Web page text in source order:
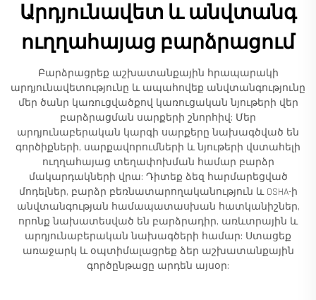
Արդյունավետ և անվտանգ
ուղղահայաց բարձրացում
Բարձրացրեք աշխատանքային հրապարակի
արդյունավետությունը և ապահովեք անվտանգությունը
մեր ծանր կառուցվածքով կառուցական նյութերի վեր
բարձրացման սարքերի շնորհիվ: Մեր
արդյունաբերական կարգի սարքերը նախագծված են
գործիքների, սարքավորումների և նյութերի վստահելի
ուղղահայաց տեղափոխման համար բարձր
մակարդակների վրա: Դիտեք ձեզ հարմարեցված
մոդելներ, բարձր բեռնատարողականություն և OSHA-ի
անվտանգության համապատասխան հատկանիշներ,
որոնք նախատեսված են բարձրադիր, առևտրային և
արդյունաբերական նախագծերի համար: Ստացեք
առաջարկ և օպտիմալացրեք ձեր աշխատանքային
գործընթացը արդեն այսօր: